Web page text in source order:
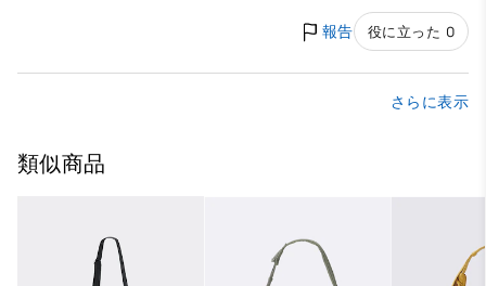
報告 役に立った 0
さらに表示
類似商品